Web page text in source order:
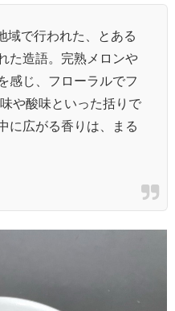
域で行われた、とある
た造語。完熟メロンや
感じ、フローラルでフ
や酸味といった括りで
に広がる香りは、まる